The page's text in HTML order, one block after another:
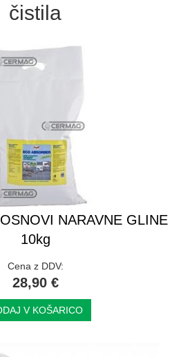
čistila
NARAVNE GLINE
10kg
Cena z DDV:
28,90 €
V KOŠARICO